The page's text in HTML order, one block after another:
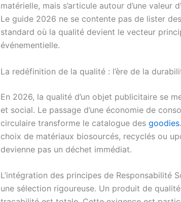
matérielle, mais s’articule autour d’une valeur
Le guide 2026 ne se contente pas de lister
standard où la qualité devient le vecteur
événementielle.
La redéfinition de la qualité : l’ère de la
En 2026, la qualité d’un objet publicitaire se
et social. Le passage d’une économie de
circulaire transforme le catalogue des goodies
choix de matériaux biosourcés, recyclés ou
devienne pas un déchet immédiat.
L’intégration des principes de Responsabilité
une sélection rigoureuse. Un produit de